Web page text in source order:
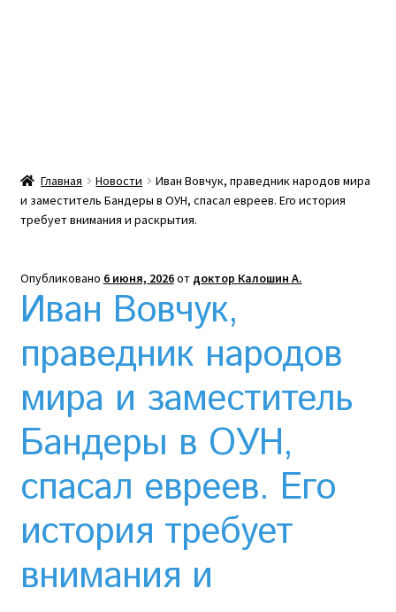
Компания
Корзина
Мой аккаунт
Необычный союз NAnews и Nikk.Agency
Отзывы про Клексан
Оформление заказа
Политика конфиденциальности
Почему интернет-аптеки онлайн плохо приживаются
Главная Новости
Иван Вовчук, праведник народов мира
и заместитель Бандеры в ОУН, спасал евреев. Его история
требует внимания и раскрытия.
Опубликовано 6 июня, 2026от доктор Калошин А.
Иван Вовчук,
праведник народов
мира и заместитель
Бандеры в ОУН,
спасал евреев. Его
история требует
внимания и